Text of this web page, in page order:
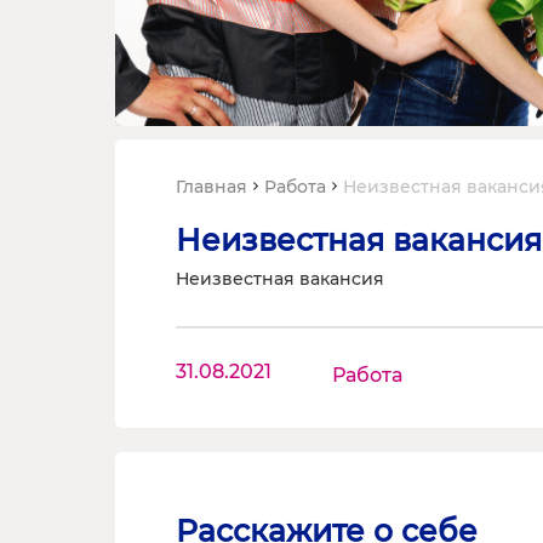
Главная Работа Неизвестная
Неизвестная вакансия
Неизвестная вакансия
31.08.2021 Работа
Расскажите о себе